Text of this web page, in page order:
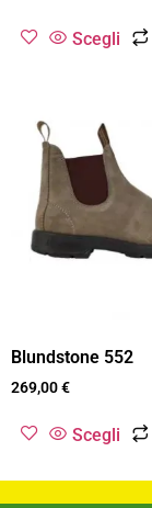
Scegli
Blundstone 552
269,00€
Scegli